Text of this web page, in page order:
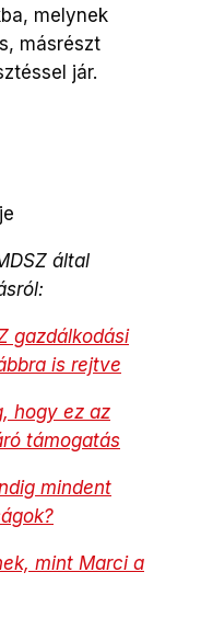
melynek
másrészt
jár.
által
gazdálkodási
is rejtve
hogy ez az
támogatás
mindent
mint Marci a